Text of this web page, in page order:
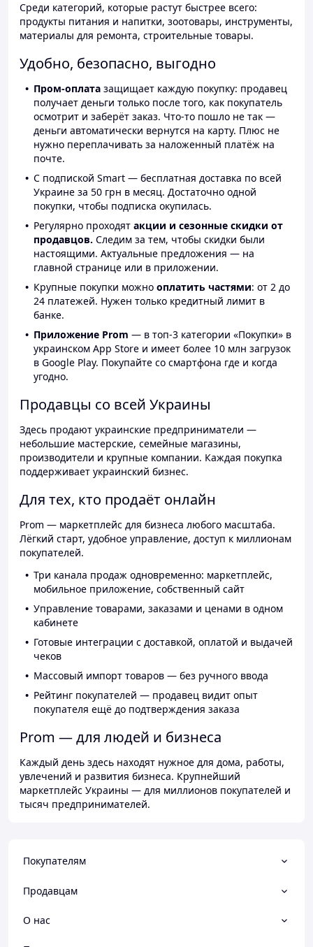
Среди категорий, которые растут быстрее всего:
продукты питания и напитки, зоотовары, инструменты,
материалы для ремонта, строительные товары.
Удобно, безопасно, выгодно
Пром-оплата защищает каждую покупку: продавец
получает деньги только после того, как покупатель
осмотрит и заберёт заказ. Что-то пошло не так —
деньги автоматически вернутся на карту. Плюс не
нужно переплачивать за наложенный платёж на
почте.
С подпиской Smart — бесплатная доставка по всей
Украине за 50 грн в месяц. Достаточно одной
покупки, чтобы подписка окупилась.
Регулярно проходят акции и сезонные скидки от
продавцов. Следим за тем, чтобы скидки были
настоящими. Актуальные предложения — на
главной странице или в приложении.
Крупные покупки можно оплатить частями: от 2 до
24 платежей. Нужен только кредитный лимит в
банке.
Приложение Prom — в топ-3 категории «Покупки» в
украинском App Store и имеет более 10 млн загрузок
в Google Play. Покупайте со смартфона где и когда
угодно.
Продавцы со всей Украины
Здесь продают украинские предприниматели —
небольшие мастерские, семейные магазины,
производители и крупные компании. Каждая покупка
поддерживает украинский бизнес.
Для тех, кто продаёт онлайн
Prom — маркетплейс для бизнеса любого масштаба.
Лёгкий старт, удобное управление, доступ к миллионам
покупателей.
Три канала продаж одновременно: маркетплейс,
мобильное приложение, собственный сайт
Управление товарами, заказами и ценами в одном
кабинете
Готовые интеграции с доставкой, оплатой и выдачей
чеков
Массовый импорт товаров — без ручного ввода
Рейтинг покупателей — продавец видит опыт
покупателя ещё до подтверждения заказа
Prom — для людей и бизнеса
Каждый день здесь находят нужное для дома, работы,
увлечений и развития бизнеса. Крупнейший
маркетплейс Украины — для миллионов покупателей и
тысяч предпринимателей.
Покупателям
Продавцам
О нас